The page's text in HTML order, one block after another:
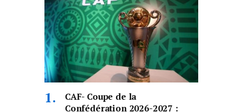
CAF- Coupe de la
Confédération 2026-2027 :